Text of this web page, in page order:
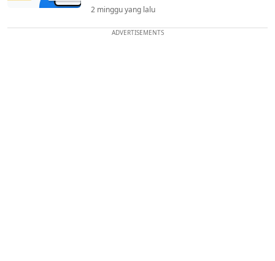
2 minggu yang lalu
ADVERTISEMENTS